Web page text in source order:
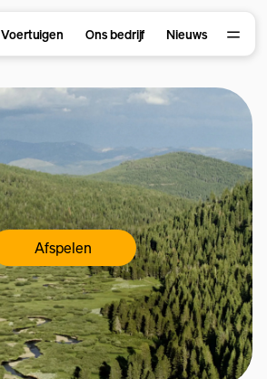
Voertuigen Ons bedrijf Nieuws
Afspelen